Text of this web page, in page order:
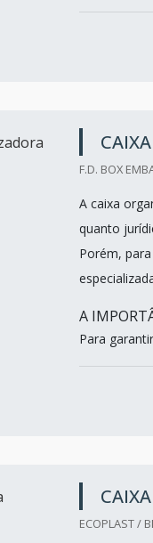
F.D. BOX
A caixa
quanto
Porém,
A
Para
ECOPLAST /